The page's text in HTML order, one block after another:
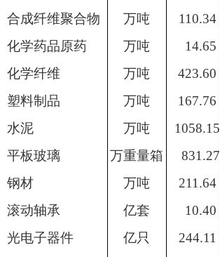
合成纤维聚合物
万吨 110.34
化学药品原药
万吨 14.65
化学纤维
万吨 423.60
塑料制品
万吨 167.76
水泥
万吨 1058.15
平板玻璃
万重量箱 831.27
钢材
万吨 211.64
滚动轴承
亿套 10.40
光电子器件
亿只 244.11